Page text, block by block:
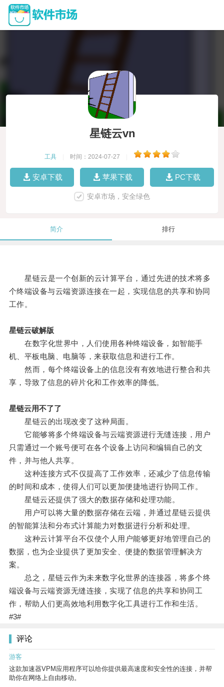
星链云vn
工具 时间：2024-07-27
安卓下载 苹果下载 PC下载
安卓市场，安全绿色
简介 排行
星链云是一个创新的云计算平台，通过先进的技术将多
个终端设备与云端资源连接在一起，实现信息的共享和协同
工作。
星链云破解版
在数字化世界中，人们使用各种终端设备，如智能手
机、平板电脑、电脑等，来获取信息和进行工作。
然而，每个终端设备上的信息没有有效地进行整合和共
享，导致了信息的碎片化和工作效率的降低。
星链云用不了了
星链云的出现改变了这种局面。
它能够将多个终端设备与云端资源进行无缝连接，用户
只需通过一个账号便可在各个设备上访问和编辑自己的文
件，并与他人共享。
这种连接方式不仅提高了工作效率，还减少了信息传输
的时间和成本，使得人们可以更加便捷地进行协同工作。
星链云还提供了强大的数据存储和处理功能。
用户可以将大量的数据存储在云端，并通过星链云提供
的智能算法和分布式计算能力对数据进行分析和处理。
这种云计算平台不仅使个人用户能够更好地管理自己的
数据，也为企业提供了更加安全、便捷的数据管理解决方
案。
总之，星链云作为未来数字化世界的连接器，将多个终
端设备与云端资源无缝连接，实现了信息的共享和协同工
作，帮助人们更高效地利用数字化工具进行工作和生活。
#3#
评论
游客
这款加速器VPM应用程序可以给你提供最高速度和安全性的连接，并帮
助你在网络上自由移动。